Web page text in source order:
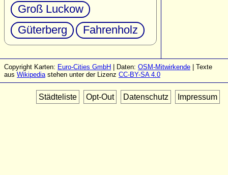
Groß Luckow
Güterberg
Fahrenholz
Copyright Karten: Euro-Cities GmbH | Daten: OSM-Mitwirkende | Texte
aus Wikipediastehen unter der Lizenz CC-BY-SA 4.0
Städteliste Opt-Out Datenschutz Impressum